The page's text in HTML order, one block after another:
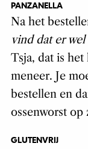
PANZANELLA
Na het
vind dat er wel
Tsja, dat is het
meneer. Je
bestellen en
ossenworst op
GLUTENVRIJ